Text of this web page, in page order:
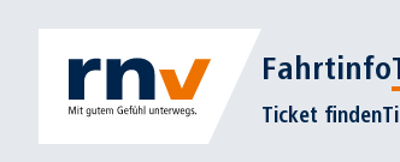
Fahrtinfo
Ticket finden